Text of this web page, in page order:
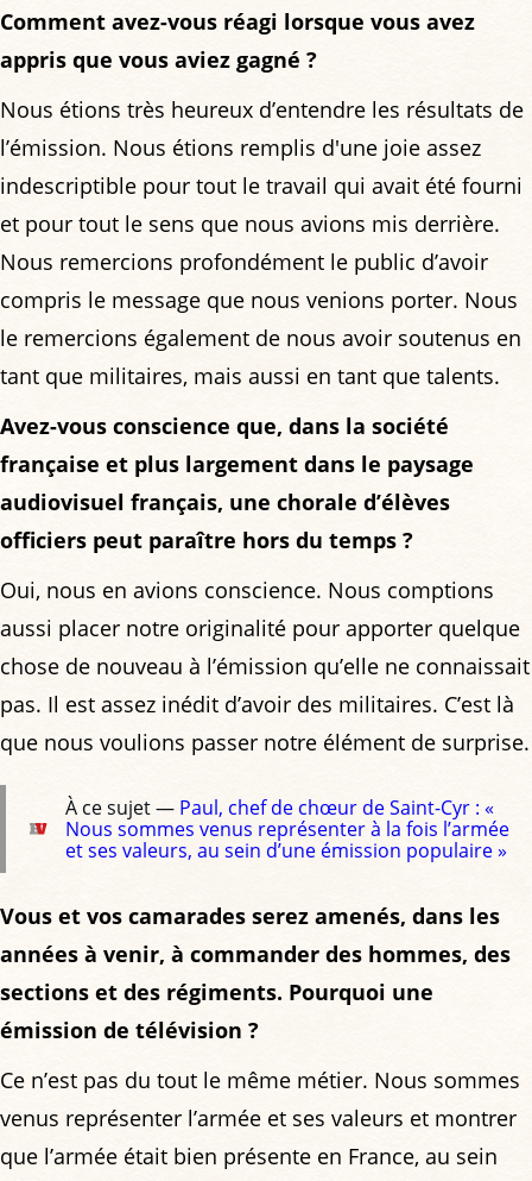
Comment avez-vous réagi lorsque vous avez
appris que vous aviez gagné ?
Nous étions très heureux d’entendre les résultats de
l’émission. Nous étions remplis d'une joie assez
indescriptible pour tout le travail qui avait été fourni
et pour tout le sens que nous avions mis derrière.
Nous remercions profondément le public d’avoir
compris le message que nous venions porter. Nous
le remercions également de nous avoir soutenus en
tant que militaires, mais aussi en tant que talents.
Avez-vous conscience que, dans la société
française et plus largement dans le paysage
audiovisuel français, une chorale d’élèves
officiers peut paraître hors du temps ?
Oui, nous en avions conscience. Nous comptions
aussi placer notre originalité pour apporter quelque
chose de nouveau à l’émission qu’elle ne connaissait
pas. Il est assez inédit d’avoir des militaires. C’est là
que nous voulions passer notre élément de surprise.
À ce sujet — Paul, chef de chœur de Saint-Cyr : «
Nous sommes venus représenter à la fois l’armée
et ses valeurs, au sein d’une émission populaire »
Vous et vos camarades serez amenés, dans les
années à venir, à commander des hommes, des
sections et des régiments. Pourquoi une
émission de télévision ?
Ce n’est pas du tout le même métier. Nous sommes
venus représenter l’armée et ses valeurs et montrer
que l’armée était bien présente en France, au sein